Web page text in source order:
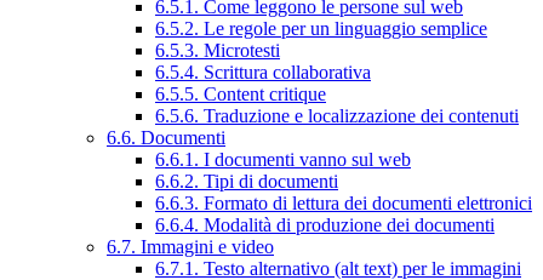
6.5.1. Come leggono le persone sul web
6.5.2. Le regole per un linguaggio semplice
6.5.3. Microtesti
6.5.4. Scrittura collaborativa
6.5.5. Content critique
6.5.6. Traduzione e localizzazione dei contenuti
6.6. Documenti
6.6.1. I documenti vanno sul web
6.6.2. Tipi di documenti
6.6.3. Formato di lettura dei documenti elettronici
6.6.4. Modalità di produzione dei documenti
6.7. Immagini e video
6.7.1. Testo alternativo (alt text) per le immagini